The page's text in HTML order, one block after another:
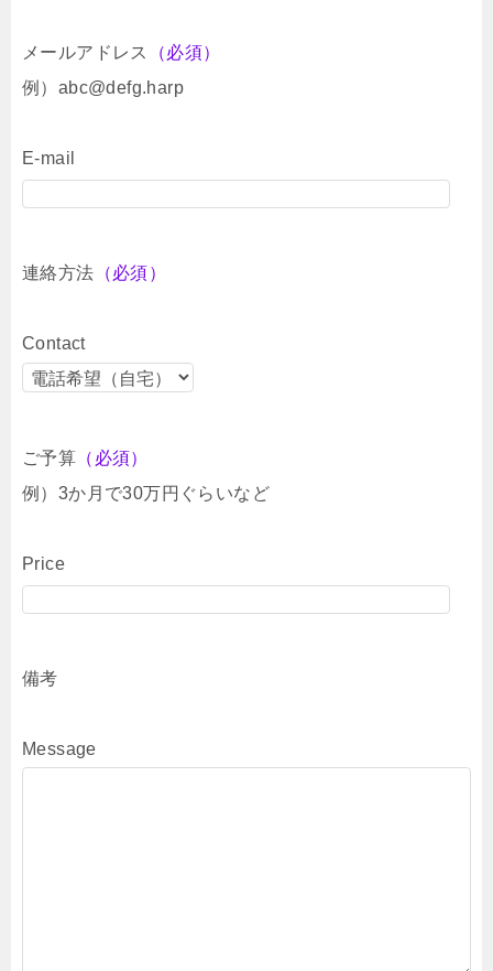
メールアドレス
（必須）
例）abc@defg.harp
E-mail
連絡方法 （必須）
Contact
ご予算 （必須）
例）3か月で30万円ぐらいなど
Price
備考
Message